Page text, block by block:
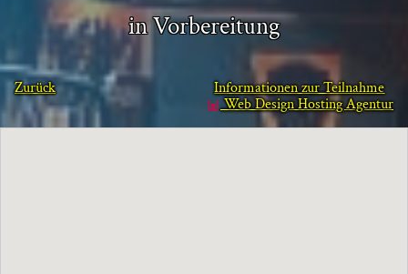
in Vorbereitung
Informationen zur Teilnahme
Web Design Hosting Agentur
Zurück